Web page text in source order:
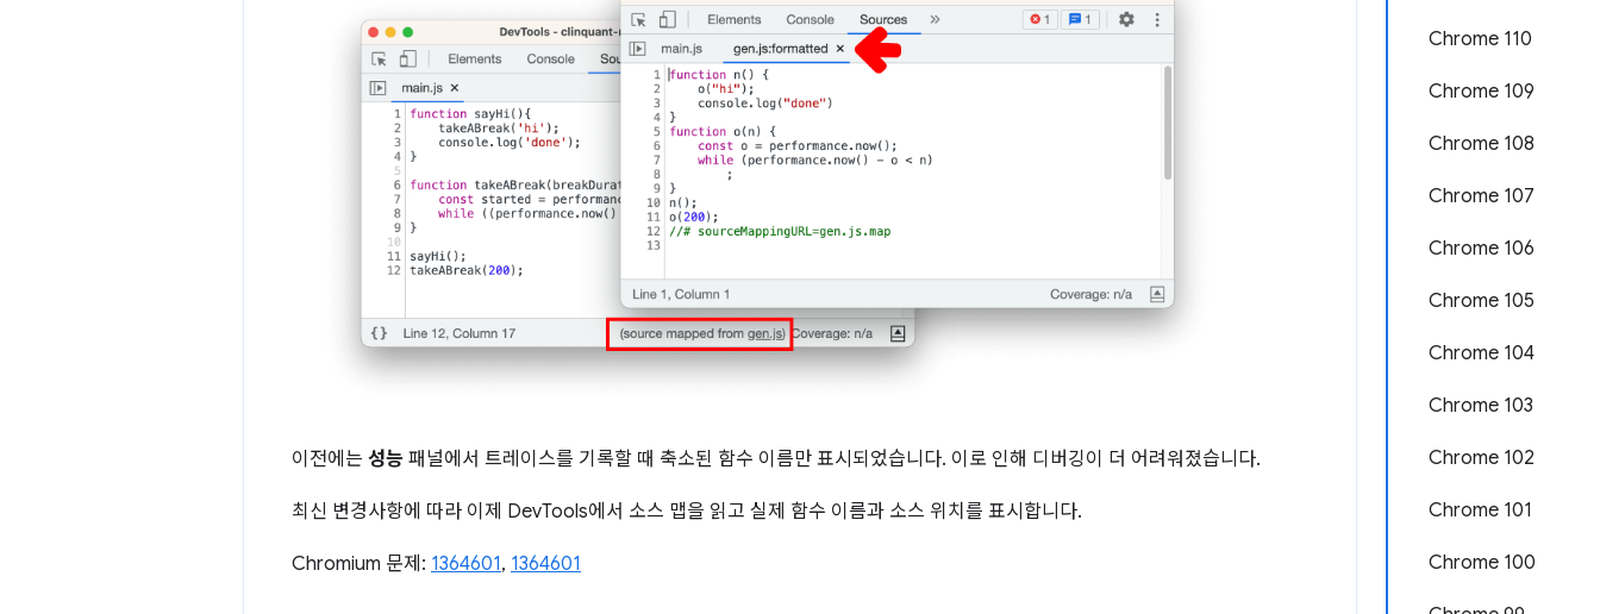
Chrome 110
Chrome 109
Chrome 108
Chrome 107
Chrome 106
Chrome 105
Chrome 104
Chrome 103
Chrome 102
Chrome 101
Chrome 100
이전에는 성능 패널에서 트레이스를 기록할 때 축소된 함수 이름만 표시되었습니다. 이로 인해 디버깅이 더 어려워졌습니다.
최신 변경사항에 따라 이제 DevTools에서 소스 맵을 읽고 실제 함수 이름과 소스 위치를 표시합니다.
Chromium 문제: 1364601, 1364601